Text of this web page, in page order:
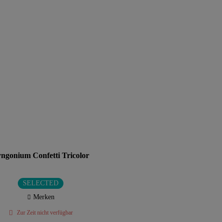
Confetti Tricolor
SELECTED
Merken
Zur Zeit nicht verfügbar